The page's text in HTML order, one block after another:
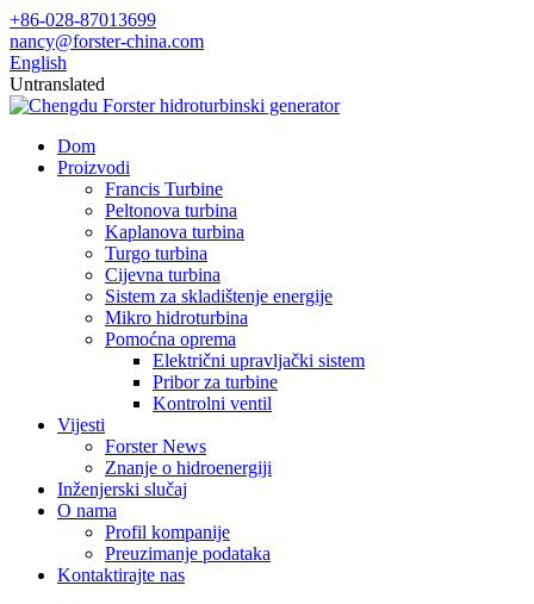
+86-028-87013699
nancy@forster-china.com
English
Untranslated
Dom
Proizvodi
Francis Turbine
Peltonova turbina
Kaplanova turbina
Turgo turbina
Cijevna turbina
Sistem za skladištenje energije
Mikro hidroturbina
Pomoćna oprema
Električni upravljački sistem
Pribor za turbine
Kontrolni ventil
Vijesti
Forster News
Znanje o hidroenergiji
Inženjerski slučaj
O nama
Profil kompanije
Preuzimanje podataka
Kontaktirajte nas